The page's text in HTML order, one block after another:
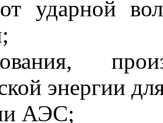
ударной
энергии
АЭС;